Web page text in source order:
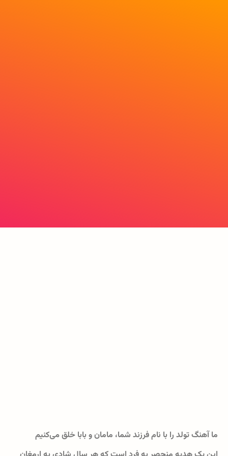
ما آهنگ تولد را با نام فرزند شما، مامان و بابا خلق می‌کنیم